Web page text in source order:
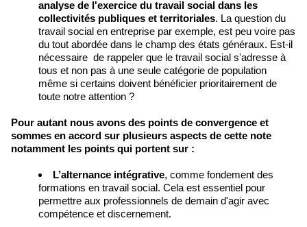
analyse de l'exercice du travail social dans les
collectivités publiques et territoriales. La question du
travail social en entreprise par exemple, est peu voire pas
du tout abordée dans le champ des états généraux. Est-il
nécessaire de rappeler que le travail social s'adresse à
tous et non pas à une seule catégorie de population
même si certains doivent bénéficier prioritairement de
toute notre attention ?
Pour autant nous avons des points de convergence et
sommes en accord sur plusieurs aspects de cette note
notamment les points qui portent sur :
L’alternance intégrative, comme fondement des
formations en travail social. Cela est essentiel pour
permettre aux professionnels de demain d'agir avec
compétence et discernement.